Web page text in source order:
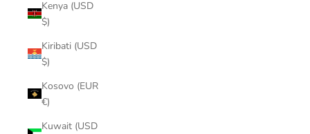
Kenya (USD
$)
Kiribati (USD
$)
Kosovo (EUR
€)
Kuwait (USD